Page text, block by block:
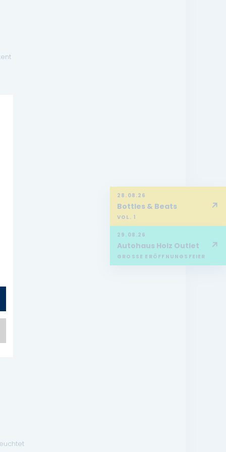
28.08.26
Bottles & Beats
VOL. 1
↗
29.08.26
Autohaus Holz Outlet
GROSSE ERÖFFNUNGSFEIER
↗